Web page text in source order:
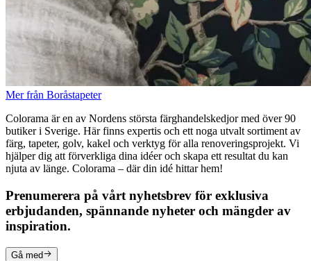
Mer från Boråstapeter
Colorama är en av Nordens största färghandelskedjor med över 90
butiker i Sverige. Här finns expertis och ett noga utvalt sortiment av
färg, tapeter, golv, kakel och verktyg för alla renoveringsprojekt. Vi
hjälper dig att förverkliga dina idéer och skapa ett resultat du kan
njuta av länge. Colorama – där din idé hittar hem!
Prenumerera på vårt nyhetsbrev för exklusiva
erbjudanden, spännande nyheter och mängder av
inspiration.
Gå med